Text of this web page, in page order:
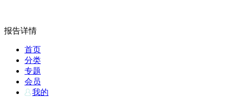
报告详情
首页
分类
专题
会员
我的